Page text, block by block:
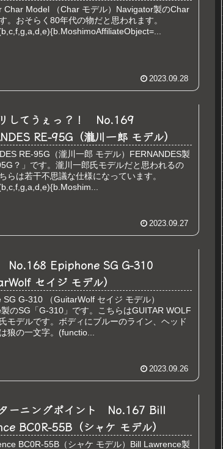
Char Model （Char モデル）Navigator製のChar
。おそらく80年代の物だと思われます。
2023.09.28
してうぇっ？！ No.169
RE-95G（瀧川一郎 モデル）
RE-95G（瀧川一郎 モデル）FERNANDES製
？」です。瀧川一郎氏モデルだと思われるの
らは若干不思議な仕様になっています。
2023.09.27
No.168 Epiphone SG G-310
セイジ モデル）
SG G-310 （GuitarWolf セイジ モデル）
のSG「G-310」です。こちらはGUITAR WOLF
モデルです。ボディにブルーのライン、ヘッド
狼の一文字。(functio...
2023.09.26
ーニングポイント No.167 Bill
BC0R-55B（シャケ モデル）
BC0R-55B（シャケ モデル）Bill Lawrence製